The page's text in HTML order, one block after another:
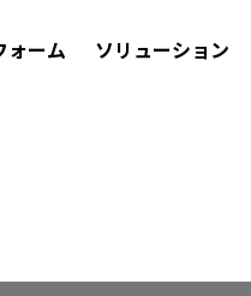
ォーム ソリューション